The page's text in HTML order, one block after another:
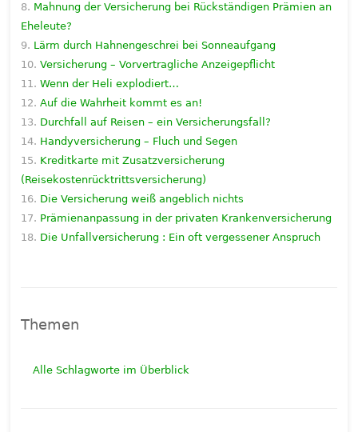
Mahnung der Versicherung bei Rückständigen Prämien an
Eheleute?
Lärm durch Hahnengeschrei bei Sonneaufgang
Versicherung – Vorvertragliche Anzeigepflicht
Wenn der Heli explodiert…
Auf die Wahrheit kommt es an!
Durchfall auf Reisen – ein Versicherungsfall?
Handyversicherung – Fluch und Segen
Kreditkarte mit Zusatzversicherung
(Reisekostenrücktrittsversicherung)
Die Versicherung weiß angeblich nichts
Prämienanpassung in der privaten Krankenversicherung
Die Unfallversicherung : Ein oft vergessener Anspruch
Themen
Alle Schlagworte im Überblick